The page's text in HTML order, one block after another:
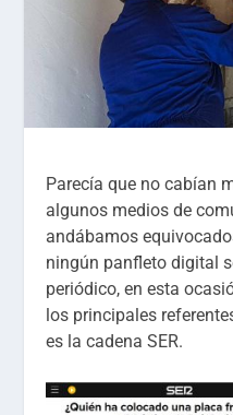
Parecía que no cabían
algunos medios de
andábamos
ningún panfleto digital
periódico, en esta
los principales
es la cadena SER.